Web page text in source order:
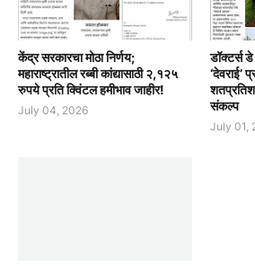
केंद्र सरकारचा मोठा निर्णय;
महाराष्ट्रातील रब्बी कांद्यासाठी २,१२५
रुपये प्रति क्विंटल हमीभाव जाहीर!
July 04, 2026
डॉक्टर्स
‘देवराई’
संकल्प
July 01,